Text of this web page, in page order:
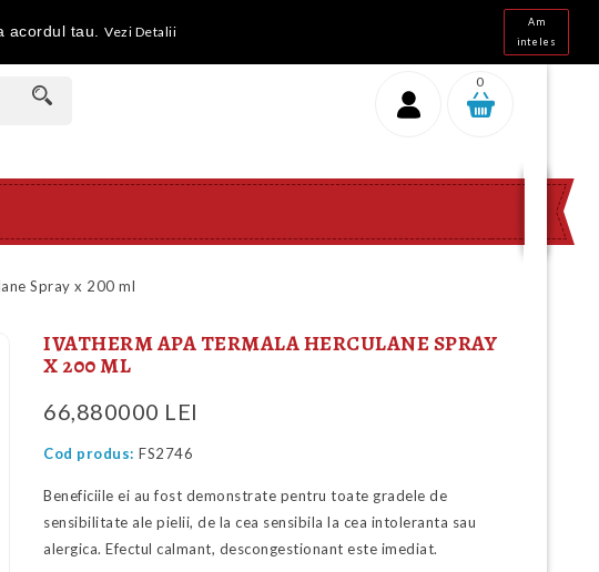
0
Spray x 200 ml
IVATHERM APA TERMALA HERCULANE SPRAY
X 200 ML
66,880000 LEI
Cod produs: FS2746
Beneficiile ei au fost demonstrate pentru toate gradele de
sensibilitate ale pielii, de la cea sensibila la cea intoleranta sau
alergica. Efectul calmant, descongestionant este imediat.
acordul tau.Vezi Detalii
Am
inteles